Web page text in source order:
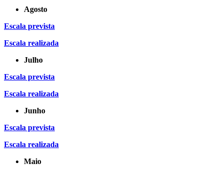
Agosto
Escala prevista
Escala realizada
Julho
Escala prevista
Escala realizada
Junho
Escala prevista
Escala realizada
Maio